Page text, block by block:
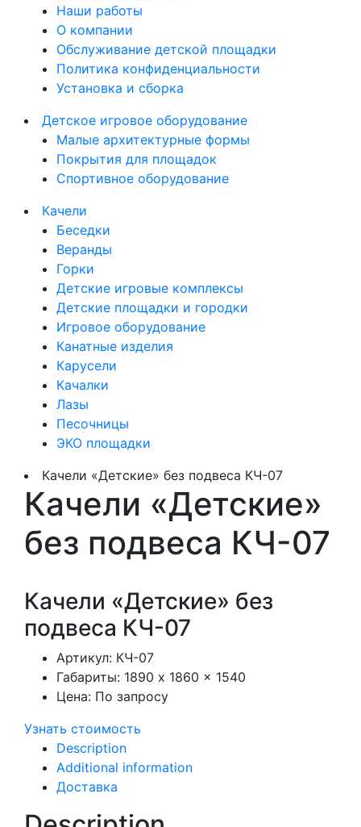
Наши работы
О компании
Обслуживание детской площадки
Политика конфиденциальности
Установка и сборка
Детское игровое оборудование
Малые архитектурные формы
Покрытия для площадок
Спортивное оборудование
Качели
Беседки
Веранды
Горки
Детские игровые комплексы
Детские площадки и городки
Игровое оборудование
Канатные изделия
Карусели
Качалки
Лазы
Песочницы
ЭКО площадки
Качели «Детские» без подвеса КЧ-07
Качели «Детские»
без подвеса КЧ-07
Качели «Детские» без
подвеса КЧ-07
Артикул: КЧ-07
Габариты: 1890 x 1860 x 1540
Цена: По запросу
Узнать стоимость
Description
Additional information
Доставка